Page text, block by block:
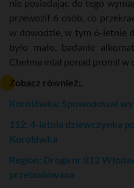
nie posiadając do tego
przewoził 6 osób, co
w dowodzie, w tym 6-letnie
było mało, badanie
Chełma miał ponad promil w
Zobacz również:.
Korolówka: Spowodował
112: 4-letnia dziewczynka
Korolówka
Region: Droga nr 812
przebudowana